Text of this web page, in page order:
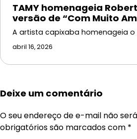
TAMY homenageia
versão de “Com Muito
A artista capixaba homenageia o
abril 16, 2026
Deixe um comentário
O seu endereço de e-mail não
obrigatórios são marcados com *